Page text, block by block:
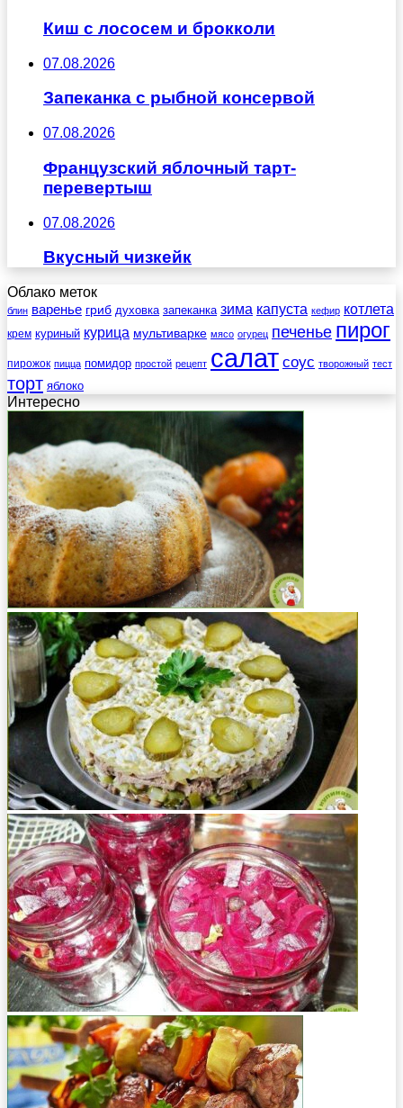
Киш с лососем и брокколи
07.08.2026
Запеканка с рыбной консервой
07.08.2026
Французский яблочный тарт-
перевертыш
07.08.2026
Вкусный чизкейк
Облако меток
блин варенье гриб духовка запеканка зима капуста кефир котлета
крем куриный курица мультиварке мясо огурец печенье пирог
пирожок пицца помидор простой рецепт салат соус творожный тест
торт яблоко
Интересно